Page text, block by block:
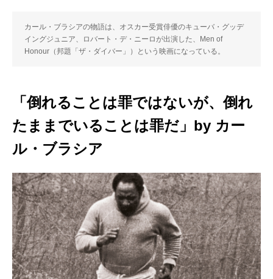
カール・ブラシアの物語は、オスカー受賞俳優のキューバ・グッデ
イングジュニア、ロバート・デ・ニーロが出演した、Men of
Honour（邦題「ザ・ダイバー」）という映画になっている。
「倒れることは罪ではないが、倒れ
たままでいることは罪だ」by カー
ル・ブラシア